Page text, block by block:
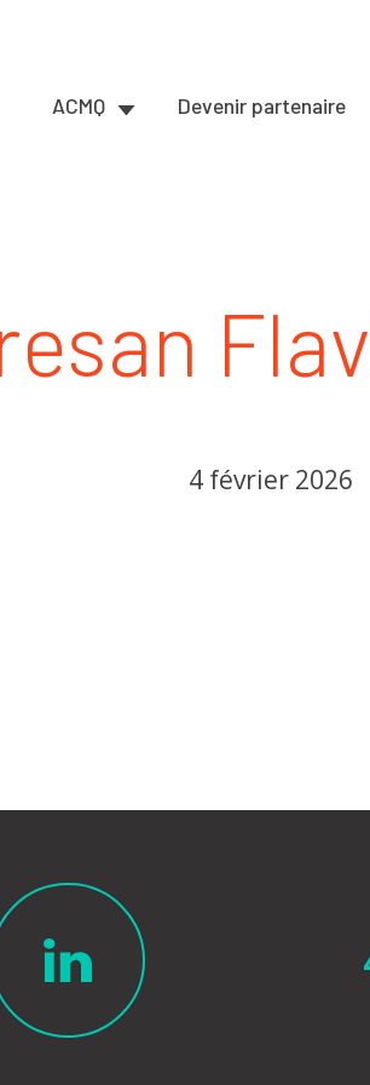
ACMQ Devenir partenaire
4 février 2026